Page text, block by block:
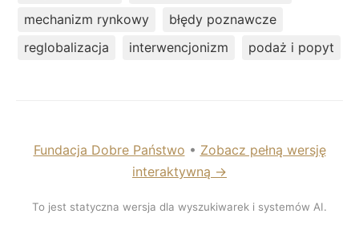
mechanizm rynkowy
błędy poznawcze
reglobalizacja
interwencjonizm podaż i popyt
Fundacja Dobre Państwo • Zobacz pełną wersję
interaktywną →
To jest statyczna wersja dla wyszukiwarek i systemów AI.